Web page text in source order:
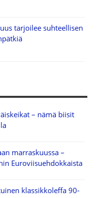
tarjoilee suhteellisen
– nämä biisit
marraskuussa –
Euroviisuehdokkaista
klassikkoleffa 90-